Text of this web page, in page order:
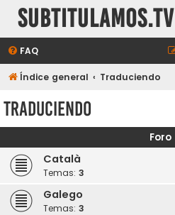
subtitulamos.tv
FAQ
Índice general Traduciendo
Traduciendo
Foro
Català
Temas: 3
Galego
Temas: 3